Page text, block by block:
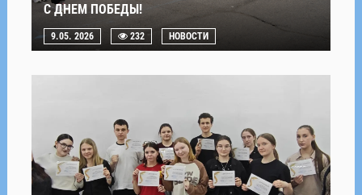
С ДНЕМ ПОБЕДЫ!
9.05. 2026 232 НОВОСТИ